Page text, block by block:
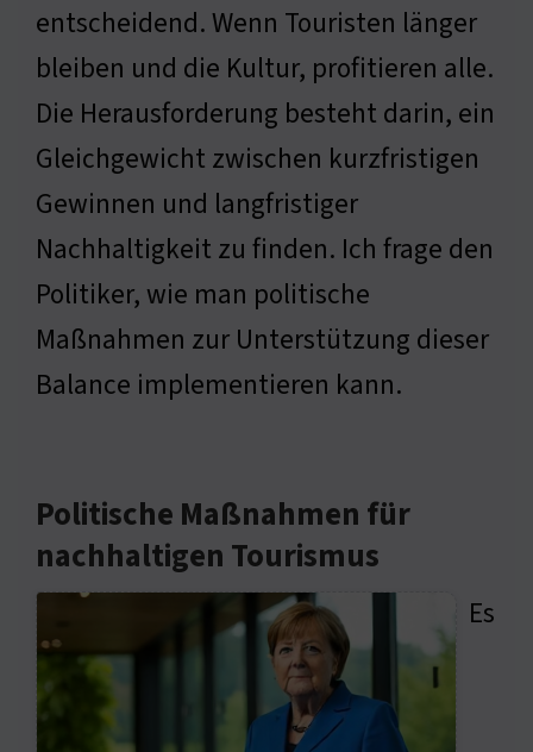
entscheidend. Wenn Touristen länger
bleiben und die Kultur, profitieren alle.
Die Herausforderung besteht darin, ein
Gleichgewicht zwischen kurzfristigen
Gewinnen und langfristiger
Nachhaltigkeit zu finden. Ich frage den
Politiker, wie man politische
Maßnahmen zur Unterstützung dieser
Balance implementieren kann.
Politische Maßnahmen für
nachhaltigen Tourismus
Es